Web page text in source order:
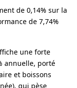
de 0,14% sur la
de 7,74%
une forte
annuelle, porté
et boissons
qui pèse